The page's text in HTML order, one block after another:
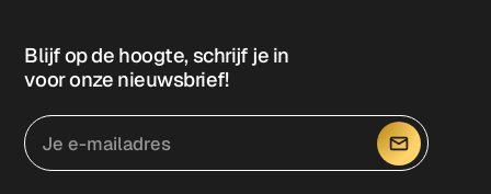
Blijf op de hoogte, schrijf je in
voor onze nieuwsbrief!